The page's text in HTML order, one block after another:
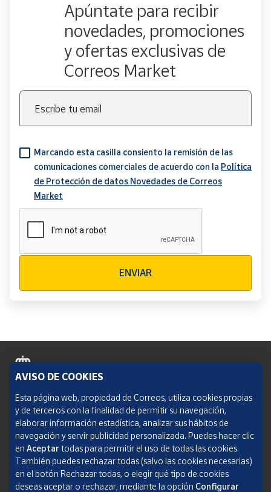
Apúntate para recibir
novedades, promociones
y ofertas exclusivas de
Correos Market
Escribe tu email
Marcando esta casilla consiento la remisión de las
comunicaciones comerciales de acuerdo con la Política
de Protección de datos Novedades de Correos
Market
ENVIAR
Política de cookies
Aviso legal
Condiciones del servicio
Política de Privacidad Web
AVISO DE COOKIES
Esta página web, propiedad de Correos, utiliza cookies propias
y de terceros con la finalidad de permitir su navegación,
elaborar información estadística, analizar sus hábitos de
navegación y servir publicidad personalizada. Puedes hacer clic
en Aceptar todas para permitir el uso de todas las cookies.
También puedes rechazar todas (salvo las cookies necesarias)
en el botón Rechazar todas, o elegir qué tipo de cookies
deseas aceptar o rechazar, mediante la opción Configurar